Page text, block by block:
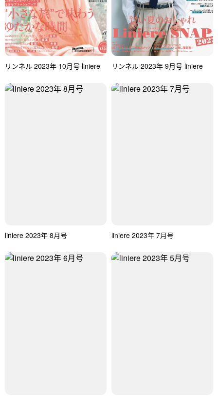
リンネル 2023年 10月号 liniere リンネル 2023年 9月号 liniere
liniere 2023年 8月号 liniere 2023年 7月号